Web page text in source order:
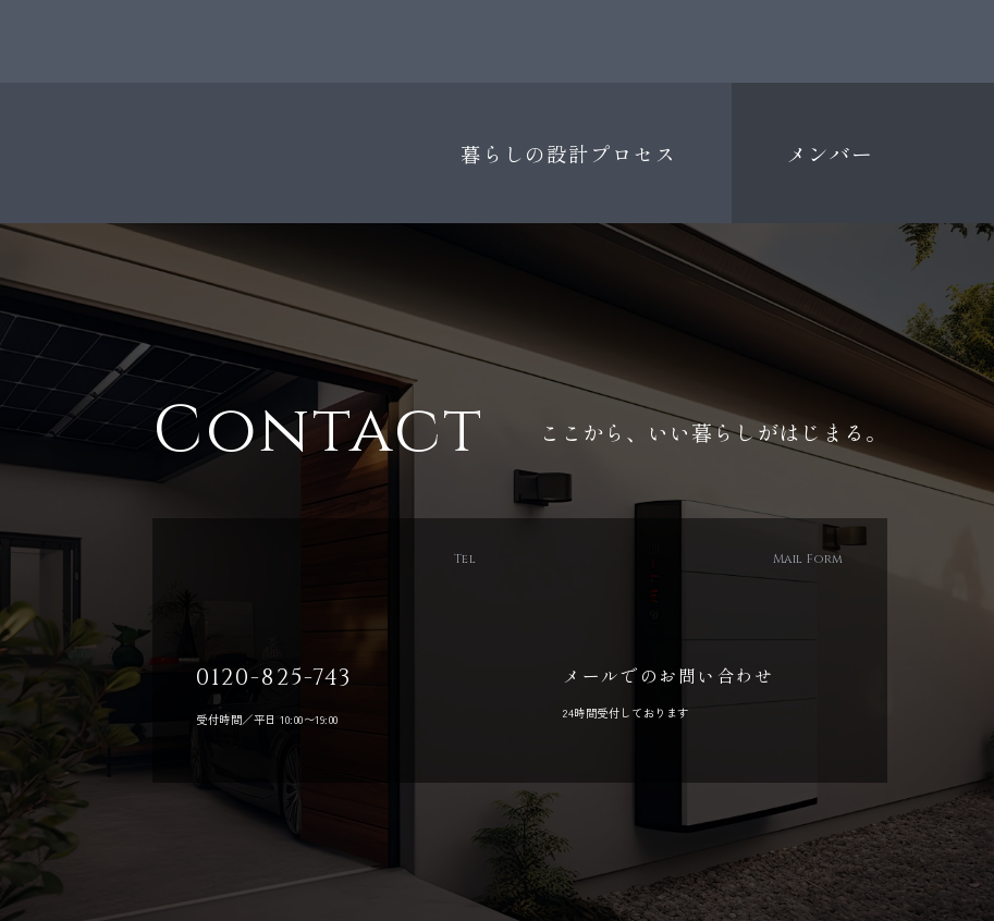
暮らしの設計プロセス メンバー
Contact ここから、いい暮らしがはじまる。
Tel
0120-825-743
受付時間／平日 10:00〜19:00
Mail Form
メールでのお問い合わせ
24時間受付しております